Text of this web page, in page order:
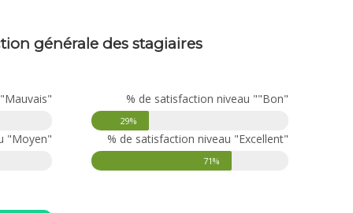
générale des stagiaires
"Moyen"
% de satisfaction niveau ""Bon"
29%
% de satisfaction niveau "Excellent"
71%